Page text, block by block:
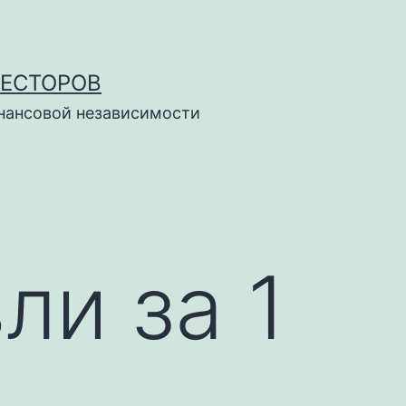
независимости
за 1